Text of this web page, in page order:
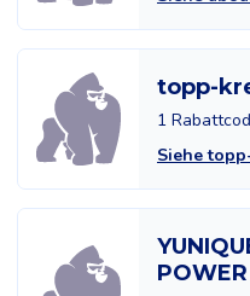
topp-
1
Siehe
POWER